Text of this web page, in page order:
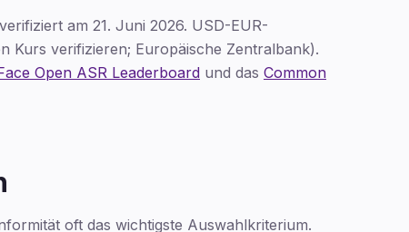
am 21. Juni 2026. USD-EUR-
Kurs verifizieren; Europäische Zentralbank).
Open ASR Leaderboard und das Common
oft das wichtigste Auswahlkriterium.